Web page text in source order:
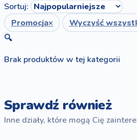
Sortuj:
Promocja×
Wyczyść
🔍
Brak produktów w tej kategorii
Sprawdź również
Inne działy, które mogą Cię